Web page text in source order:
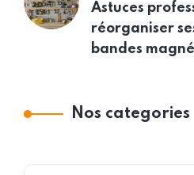
Astuces
réorganiser
bandes
Nos categories